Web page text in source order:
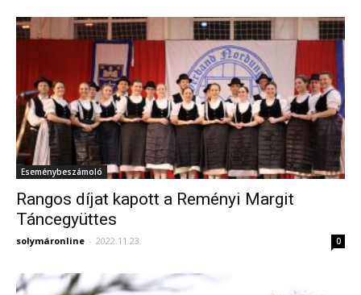
Eseménybeszámoló
Rangos díjat kapott a Reményi Margit
Táncegyüttes
solymáronline - 2022.11.23. 0